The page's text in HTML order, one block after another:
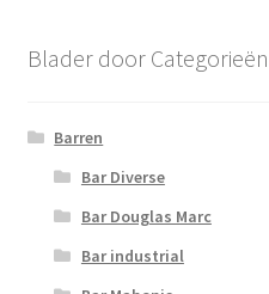
Blader door Categorieën
Barren
Bar Diverse
Bar Douglas Marc
Bar industrial